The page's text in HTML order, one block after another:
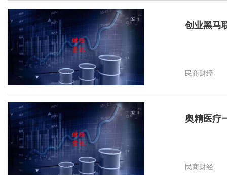
创业黑马
民商财经
奥精医疗
民商财经